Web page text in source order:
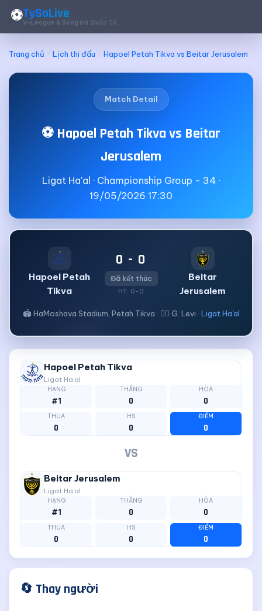
⚽TySoLive
V-League & Bóng Đá Quốc Tế
Trang chủ Lịch thi đấu Hapoel Petah Tikva vs Beitar Jerusalem
Match Detail
⚽ Hapoel Petah Tikva vs Beitar
Jerusalem
Ligat Ha'al · Championship Group - 34 ·
19/05/2026 17:30
Hapoel Petah
Tikva
0 - 0
Đã kết thúc
HT: 0-0
Beitar
Jerusalem
🏟 HaMoshava Stadium, Petah Tikva · 🧑‍⚖ G. Levi · Ligat Ha'al
Hapoel Petah Tikva
Ligat Ha'al
HẠNG
#1
THẮNG
0
HÒA
0
THUA
0
HS
0
ĐIỂM
0
VS
Beitar Jerusalem
Ligat Ha'al
HẠNG
#1
THẮNG
0
HÒA
0
THUA
0
HS
0
ĐIỂM
0
🔄 Thay người